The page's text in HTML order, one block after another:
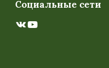
Социальные сети
ВКонтакте
YouTube